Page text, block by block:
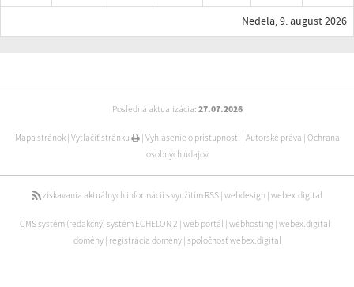
Nedeľa, 9. august 2026
Posledná aktualizácia: 27.07.2026
Mapa stránok| Vytlačiť stránku | Vyhlásenie o prístupnosti Autorské práva Ochrana
osobných údajov
získavania aktuálnych informácií s využitím RSS webdesign webex.digital
CMS systém (redakčný) systém ECHELON 2 web portál webhosting webex.digital
domény| registrácia domény| spoločnosť webex.digital